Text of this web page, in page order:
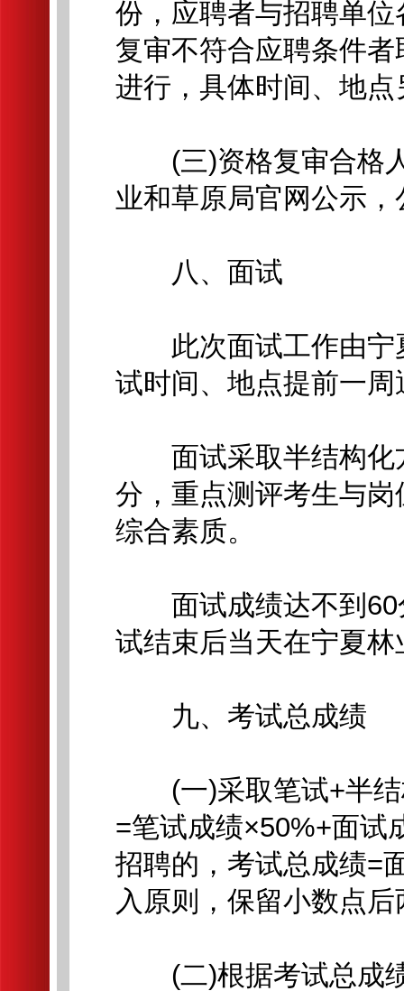
份，应聘者与招聘单
复审不符合应聘条件
进行，具体时间、地点
(三)资格复审合格人
业和草原局官网公示
八、面试
此次面试工作由宁
试时间、地点提前一
面试采取半结构化
分，重点测评考生与
综合素质。
面试成绩达不到60
试结束后当天在宁夏
九、考试总成绩
(一)采取笔试+半结
=笔试成绩×50%+面试
招聘的，考试总成绩=
入原则，保留小数点
(二)根据考试总成绩